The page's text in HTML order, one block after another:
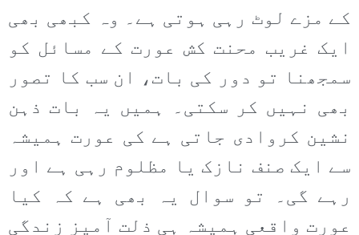
کے مزے لوٹ رہی ہوتی ہے۔ وہ کبھی بھی
ایک غریب محنت کش عورت کے مسائل کو
سمجھنا تو دور کی بات، ان سب کا تصور
بھی نہیں کر سکتی۔ ہمیں یہ بات ذہن
نشین کروادی جاتی ہے کی عورت ہمیشہ
سے ایک صنف نازک یا مظلوم رہی ہے اور
رہے گی۔ تو سوال یہ بھی ہے کہ کیا
عورت واقعی ہمیشہ ہی ذلت آمیز زندگی